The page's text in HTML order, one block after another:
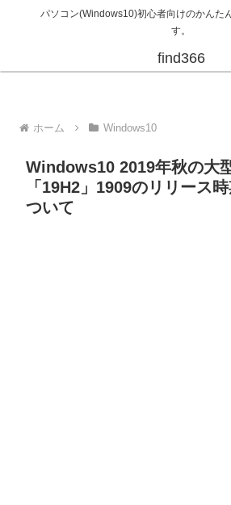
パソコン(Windows10)初心者向けのかんた
す。
find366
ホーム Windows10
Windows10 2019年秋の大
「19H2」1909のリリース
ついて